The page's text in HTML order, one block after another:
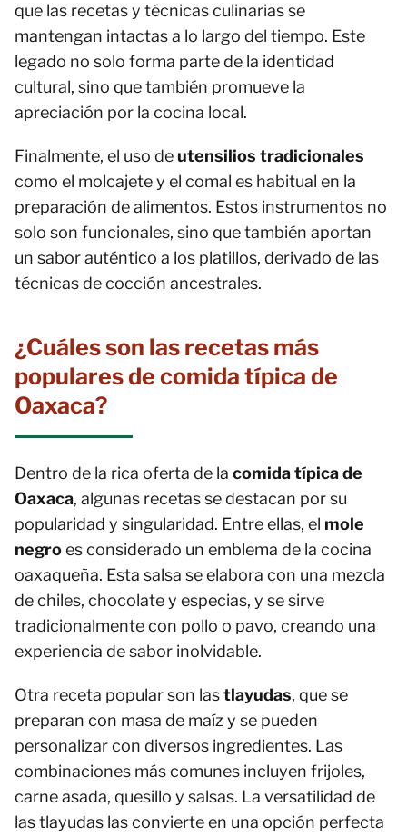
que las recetas y técnicas culinarias se
mantengan intactas a lo largo del tiempo. Este
legado no solo forma parte de la identidad
cultural, sino que también promueve la
apreciación por la cocina local.
Finalmente, el uso de utensilios tradicionales
como el molcajete y el comal es habitual en la
preparación de alimentos. Estos instrumentos no
solo son funcionales, sino que también aportan
un sabor auténtico a los platillos, derivado de las
técnicas de cocción ancestrales.
¿Cuáles son las recetas más
populares de comida típica de
Oaxaca?
Dentro de la rica oferta de la comida típica de
Oaxaca, algunas recetas se destacan por su
popularidad y singularidad. Entre ellas, el mole
negroes considerado un emblema de la cocina
oaxaqueña. Esta salsa se elabora con una mezcla
de chiles, chocolate y especias, y se sirve
tradicionalmente con pollo o pavo, creando una
experiencia de sabor inolvidable.
Otra receta popular son lastlayudas, que se
preparan con masa de maíz y se pueden
personalizar con diversos ingredientes. Las
combinaciones más comunes incluyen frijoles,
carne asada, quesillo y salsas. La versatilidad de
las tlayudas las convierte en una opción perfecta